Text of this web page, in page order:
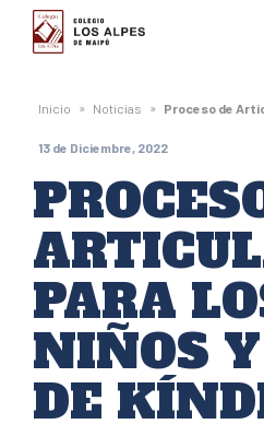
Colegio
Los
Alpes
de
Maipú
Inicio » Noticias » Proceso de
13 de Diciembre, 2022
PARA
NIÑOS
DE